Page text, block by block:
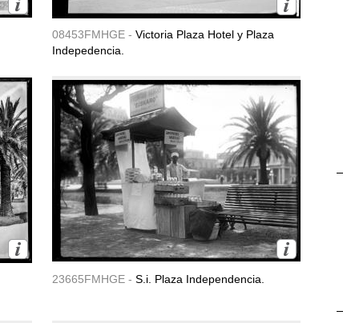
08453FMHGE - Victoria Plaza Hotel y Plaza
Indepedencia.
23665FMHGE - S.i. Plaza Independencia.